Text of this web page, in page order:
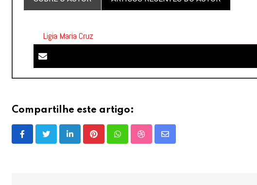
Ligia Maria Cruz
Compartilhe este artigo:
LinkedInPinterestWhatsappStumbleUpon
Share